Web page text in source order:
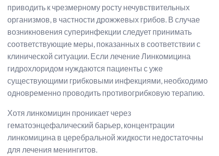
приводить к чрезмерному росту нечувствительных
организмов, в частности дрожжевых грибов. В случае
возникновения суперинфекции следует принимать
соответствующие меры, показанных в соответствии с
клинической ситуации. Если лечение Линкомицина
гидрохлоридом нуждаются пациенты с уже
существующими грибковыми инфекциями, необходимо
одновременно проводить противогрибковую терапию.
Хотя линкомицин проникает через
гематоэнцефалический барьер, концентрации
линкомицина в церебральной жидкости недостаточны
для лечения менингитов.